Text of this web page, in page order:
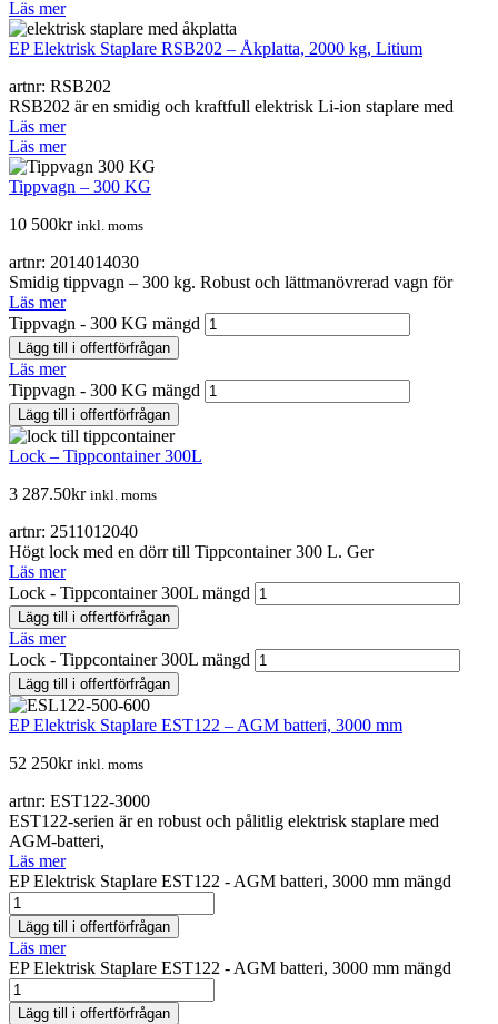
Läs mer
EP Elektrisk Staplare RSB202 – Åkplatta, 2000 kg, Litium
artnr: RSB202
RSB202 är en smidig och kraftfull elektrisk Li-ion staplare med
Läs mer
Läs mer
Tippvagn – 300 KG
10 500kr inkl. moms
artnr: 2014014030
Smidig tippvagn – 300 kg. Robust och lättmanövrerad vagn för
Läs mer
Tippvagn - 300 KG mängd
Lägg till i offertförfrågan
Läs mer
Tippvagn - 300 KG mängd
Lägg till i offertförfrågan
Lock – Tippcontainer 300L
3 287.50kr inkl. moms
artnr: 2511012040
Högt lock med en dörr till Tippcontainer 300 L. Ger
Läs mer
Lock - Tippcontainer 300L mängd
Lägg till i offertförfrågan
Läs mer
Lock - Tippcontainer 300L mängd
Lägg till i offertförfrågan
EP Elektrisk Staplare EST122 – AGM batteri, 3000 mm
52 250kr inkl. moms
artnr: EST122-3000
EST122-serien är en robust och pålitlig elektrisk staplare med
AGM-batteri,
Läs mer
EP Elektrisk Staplare EST122 - AGM batteri, 3000 mm mängd
Lägg till i offertförfrågan
Läs mer
EP Elektrisk Staplare EST122 - AGM batteri, 3000 mm mängd
Lägg till i offertförfrågan